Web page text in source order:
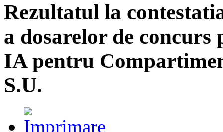
Rezultatul la
a dosarelor de concurs
IA pentru
S.U.